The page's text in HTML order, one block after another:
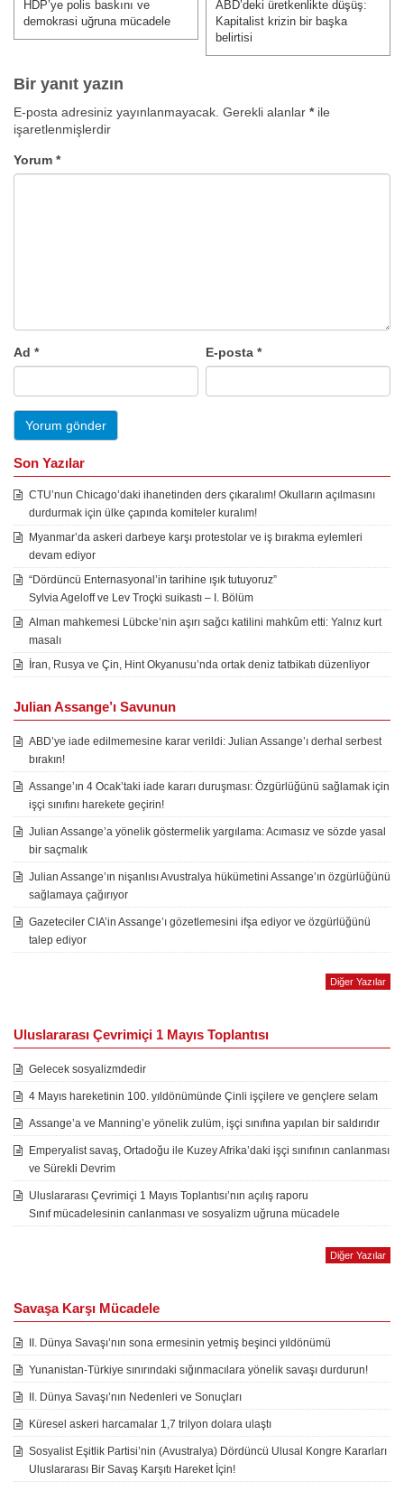
Önceki Yazı:
HDP’ye polis baskını ve
demokrasi uğruna mücadele
Sonraki Yazı:
ABD’deki üretkenlikte düşüş:
Kapitalist krizin bir başka
belirtisi
Bir yanıt yazın
E-posta adresiniz yayınlanmayacak. Gerekli alanlar *ile
işaretlenmişlerdir
Yorum *
Ad * E-posta*
Son Yazılar
CTU’nun Chicago’daki ihanetinden ders çıkaralım! Okulların açılmasını
durdurmak için ülke çapında komiteler kuralım!
Myanmar’da askeri darbeye karşı protestolar ve iş bırakma eylemleri
devam ediyor
“Dördüncü Enternasyonal’in tarihine ışık tutuyoruz”
Sylvia Ageloff ve Lev Troçki suikastı – I. Bölüm
Alman mahkemesi Lübcke’nin aşırı sağcı katilini mahkûm etti: Yalnız kurt
masalı
İran, Rusya ve Çin, Hint Okyanusu’nda ortak deniz tatbikatı düzenliyor
Julian Assange’ı Savunun
ABD’ye iade edilmemesine karar verildi: Julian Assange’ı derhal serbest
bırakın!
Assange’ın 4 Ocak’taki iade kararı duruşması: Özgürlüğünü sağlamak için
işçi sınıfını harekete geçirin!
Julian Assange’a yönelik göstermelik yargılama: Acımasız ve sözde yasal
bir saçmalık
Julian Assange’ın nişanlısı Avustralya hükümetini Assange’ın özgürlüğünü
sağlamaya çağırıyor
Gazeteciler CIA’in Assange’ı gözetlemesini ifşa ediyor ve özgürlüğünü
talep ediyor
Diğer Yazılar
Uluslararası Çevrimiçi 1 Mayıs Toplantısı
Gelecek sosyalizmdedir
4 Mayıs hareketinin 100. yıldönümünde Çinli işçilere ve gençlere selam
Assange’a ve Manning’e yönelik zulüm, işçi sınıfına yapılan bir saldırıdır
Emperyalist savaş, Ortadoğu ile Kuzey Afrika’daki işçi sınıfının canlanması
ve Sürekli Devrim
Uluslararası Çevrimiçi 1 Mayıs Toplantısı’nın açılış raporu
Sınıf mücadelesinin canlanması ve sosyalizm uğruna mücadele
Diğer Yazılar
Savaşa Karşı Mücadele
II. Dünya Savaşı’nın sona ermesinin yetmiş beşinci yıldönümü
Yunanistan-Türkiye sınırındaki sığınmacılara yönelik savaşı durdurun!
II. Dünya Savaşı’nın Nedenleri ve Sonuçları
Küresel askeri harcamalar 1,7 trilyon dolara ulaştı
Sosyalist Eşitlik Partisi’nin (Avustralya) Dördüncü Ulusal Kongre Kararları
Uluslararası Bir Savaş Karşıtı Hareket İçin!